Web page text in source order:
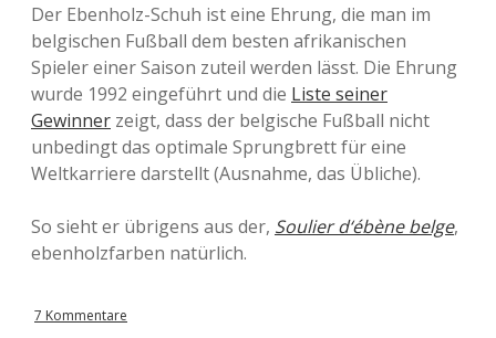
Der Ebenholz-Schuh ist eine Ehrung, die man im
belgischen Fußball dem besten afrikanischen
Spieler einer Saison zuteil werden lässt. Die Ehrung
wurde 1992 eingeführt und die Liste seiner
Gewinner zeigt, dass der belgische Fußball nicht
unbedingt das optimale Sprungbrett für eine
Weltkarriere darstellt (Ausnahme, das Übliche).
So sieht er übrigens aus der, Soulier d‘ébène belge,
ebenholzfarben natürlich.
7 Kommentare